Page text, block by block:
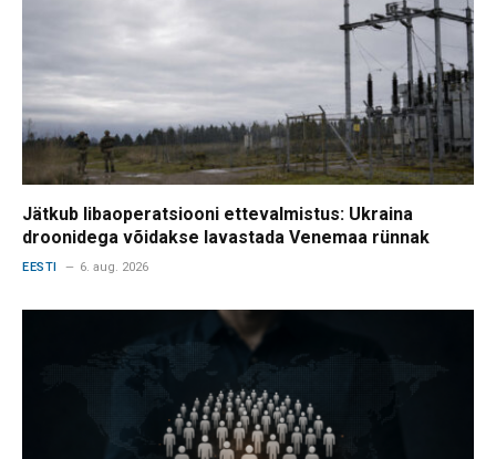
Jätkub libaoperatsiooni ettevalmistus: Ukraina
droonidega võidakse lavastada Venemaa rünnak
EESTI 6. aug. 2026